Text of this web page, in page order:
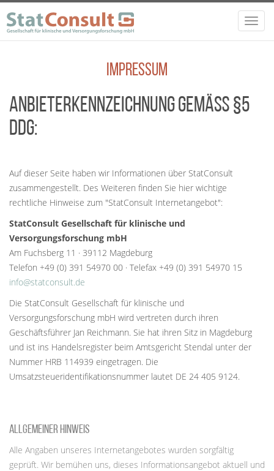
Direkt zum Inhalt
Impressum
Anbieterkennzeichnung gemäß §5
DDG:
Auf dieser Seite haben wir Informationen über StatConsult
zusammengestellt. Des Weiteren finden Sie hier wichtige
rechtliche Hinweise zum "StatConsult Internetangebot":
StatConsult Gesellschaft für klinische und
Versorgungsforschung mbH
Am Fuchsberg 11 · 39112 Magdeburg
Telefon +49 (0) 391 54970 00 · Telefax +49 (0) 391 54970 15
info@statconsult.de
Die StatConsult Gesellschaft für klinische und
Versorgungsforschung mbH wird vertreten durch ihren
Geschäftsführer Jan Reichmann. Sie hat ihren Sitz in Magdeburg
und ist ins Handelsregister beim Amtsgericht Stendal unter der
Nummer HRB 114939 eingetragen. Die
Umsatzsteueridentifikationsnummer lautet DE 24 405 9124.
Allgemeiner Hinweis
Alle Angaben unseres Internetangebotes wurden sorgfältig
geprüft. Wir bemühen uns, dieses Informationsangebot aktuell und